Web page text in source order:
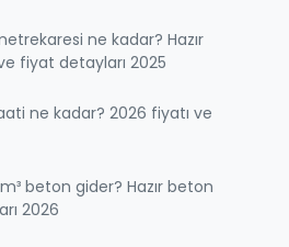
ne kadar? Hazır
fiyat detayları 2025
ne kadar? 2026 fiyatı ve
beton gider? Hazır beton
2026